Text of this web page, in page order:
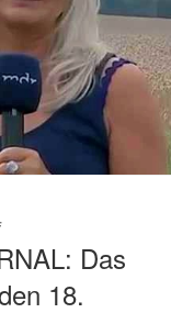
Das
18.